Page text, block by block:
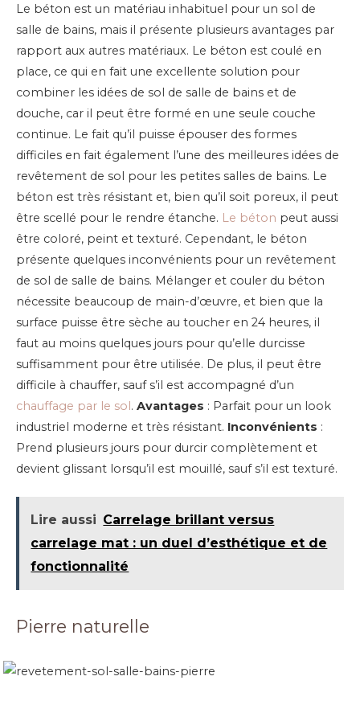
Le béton est un matériau inhabituel pour un sol de
salle de bains, mais il présente plusieurs avantages par
rapport aux autres matériaux. Le béton est coulé en
place, ce qui en fait une excellente solution pour
combiner les idées de sol de salle de bains et de
douche, car il peut être formé en une seule couche
continue. Le fait qu’il puisse épouser des formes
difficiles en fait également l’une des meilleures idées de
revêtement de sol pour les petites salles de bains. Le
béton est très résistant et, bien qu’il soit poreux, il peut
être scellé pour le rendre étanche. Le béton peut aussi
être coloré, peint et texturé. Cependant, le béton
présente quelques inconvénients pour un revêtement
de sol de salle de bains. Mélanger et couler du béton
nécessite beaucoup de main-d’œuvre, et bien que la
surface puisse être sèche au toucher en 24 heures, il
faut au moins quelques jours pour qu’elle durcisse
suffisamment pour être utilisée. De plus, il peut être
difficile à chauffer, sauf s’il est accompagné d’un
chauffage par le sol. Avantages : Parfait pour un look
industriel moderne et très résistant. Inconvénients :
Prend plusieurs jours pour durcir complètement et
devient glissant lorsqu’il est mouillé, sauf s’il est texturé.
Lire aussi Carrelage brillant versus
carrelage mat : un duel d’esthétique et de
fonctionnalité
Pierre naturelle